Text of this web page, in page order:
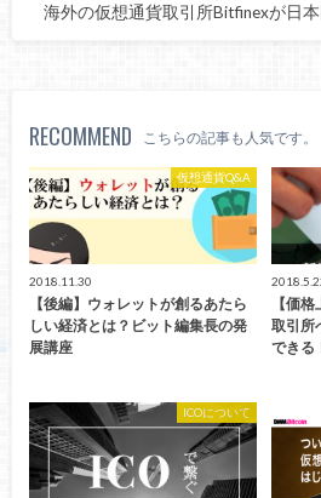
海外の仮想通貨取引所Bitfinexが日
RECOMMEND こちらの記事も人気です。
仮想通貨Q&A
2018.11.30
【後編】ウォレットが創るあたら
しい経済とは？ビット編集長の発
展講座
【価
取引所
できる
ICOについて